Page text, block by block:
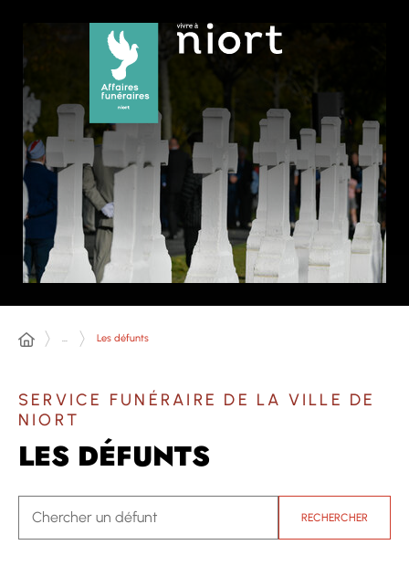
... Les défunts
SERVICE FUNÉRAIRE DE LA VILLE DE
NIORT
LES DÉFUNTS
RECHERCHER